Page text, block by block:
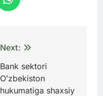
Next:
Bank sektori
Oʻzbekiston
hukumatiga shaxsiy